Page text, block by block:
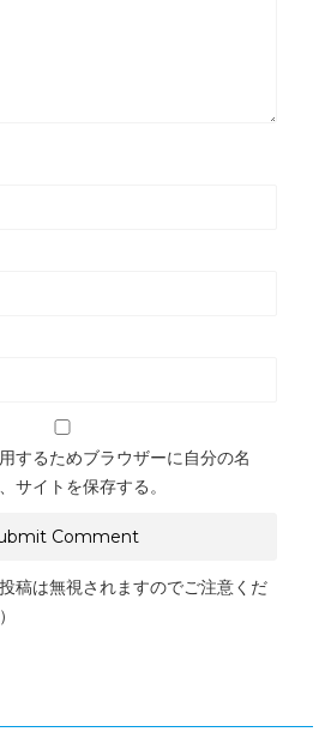
するためブラウザーに自分の名
サイトを保存する。
稿は無視されますのでご注意くだ